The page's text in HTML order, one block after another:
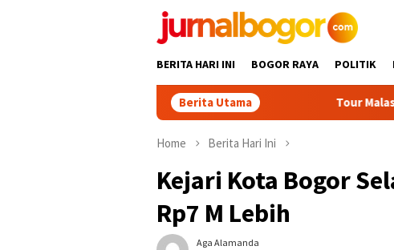
BERITA HARI INI BOGOR RAYA POLITIK
Berita Utama Tour Malasari Jadi
Home Berita Hari Ini
Kejari Kota Bogor
Rp7 M Lebih
Aga Alamanda